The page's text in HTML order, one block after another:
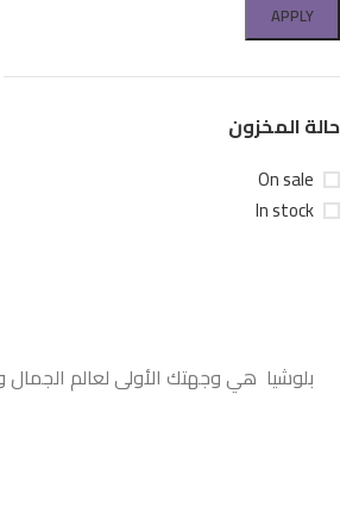
APPLY
حالة المخزون
On sale
In stock
بلوشيا هي وجهتك الأولى لعالم الجمال